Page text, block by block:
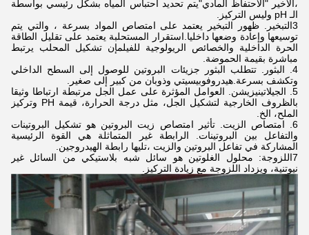
،الأخير "الاحتفاظ المادي"يتم تحديد احتباس المياه بشكل رئيسي بواسطة
الـ pH وليس التركيز.
3التبخير. ظهور التبخير يعتمد على امتصاص المواد بسرعة ، والتي يتم
توسيعها وإعادة وضعها داخليا.استقرار المستحلبة يعتمد على تقليل الطاقة
الحرة الداخلية والخصائص الريولوجية للفيلمإن تشكيل المحلب يرتبط
مباشرة بقيمة الحموضة.
4. البثور. تتطلب البثور جزيئات البروتين للوصول إلى السطح الداخلي
وتكشف بسرعة.هيدروفوبيسيتي وذوبان من كبير إلى صغير.
5. الجيلاتينيزيشن. العوامل المؤثرة على عمل الجل مرتبطة ارتباطا وثيقا
بالظروف الخارجية لتشكيل الجل، مثل درجة الحرارة، قيمة PH وتركيز
الملح، الخ.
6. امتصاص الزيت. تأثير امتصاص زيت البروتين هو تشكيل البروتينات
والتفاعل بين البروتينات. الرابطة غير المتماثلة هي القوة الرئيسية
المشاركة في تفاعل البروتين والزيت ،تليها رابطة الهيدروجين.
7اللزوجة: محلول الغلوتين هو سائل شبه بلاستيكي من السائل غير
نيوتنية، ويزداد اللزوجة مع زيادة التركيز.